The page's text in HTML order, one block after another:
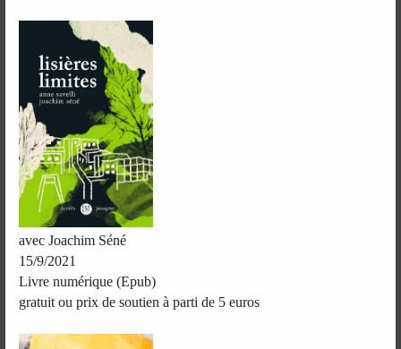
avec Joachim Séné
15/9/2021
Livre numérique (Epub)
gratuit ou prix de soutien à parti de 5 euros